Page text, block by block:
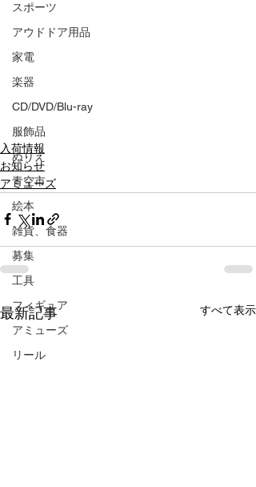
スポーツ
アウドドア用品
家電
楽器
CD/DVD/Blu-ray
服飾品
ぬりえ
青空市
絵本
雑貨、食器
募集
工具
フィギュア
アミューズ
リール
入荷情報
お知らせ
アミューズ
最新記事 すべて表示